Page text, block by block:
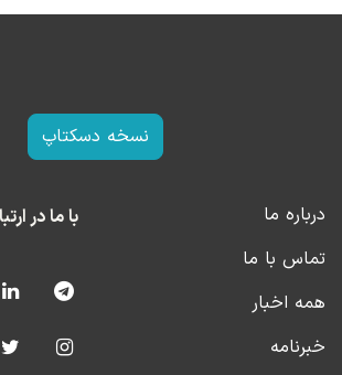
نسخه دسکتاپ
درباره ما
تماس با ما
همه اخبار
خبرنامه
با ما در